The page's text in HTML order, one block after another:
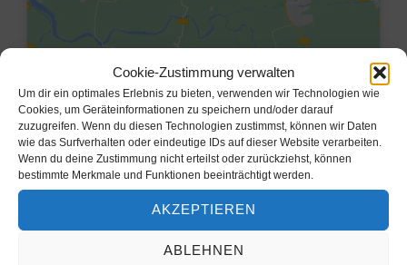
Cookie-Zustimmung verwalten
Um dir ein optimales Erlebnis zu bieten, verwenden wir Technologien wie
Cookies, um Geräteinformationen zu speichern und/oder darauf
zuzugreifen. Wenn du diesen Technologien zustimmst, können wir Daten
wie das Surfverhalten oder eindeutige IDs auf dieser Website verarbeiten.
Wenn du deine Zustimmung nicht erteilst oder zurückziehst, können
bestimmte Merkmale und Funktionen beeinträchtigt werden.
AKZEPTIEREN
ABLEHNEN
Klicke hier, um Marketing-Cookies
aktivieren